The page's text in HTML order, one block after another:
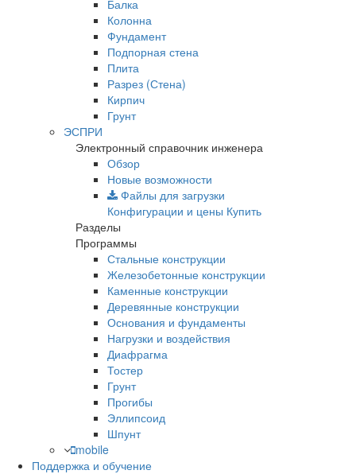
Балка
Колонна
Фундамент
Подпорная стена
Плита
Разрез (Стена)
Кирпич
Грунт
ЭСПРИ
Электронный справочник инженера
Обзор
Новые возможности
Файлы для загрузки
Конфигурации и цены Купить
Разделы
Программы
Стальные конструкции
Железобетонные конструкции
Каменные конструкции
Деревянные конструкции
Основания и фундаменты
Нагрузки и воздействия
Диафрагма
Тостер
Грунт
Прогибы
Эллипсоид
Шпунт
mobile
Поддержка и обучение